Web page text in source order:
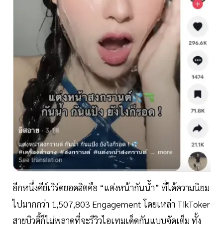
อีกหนึ่งคีย์เวิร์ดยอดฮิตคือ “แต่งหน้ากันน้ำ” ที่ได้ความนิยม
ไปมากกว่า 1,507,803 Engagement โดยเหล่า TikToker
สายบิวตี้ก็ไม่พลาดที่จะรีวิวไอเทมเด็ดกันแบบจัดเต็ม ทั้ง